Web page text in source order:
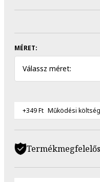
MÉRET:
Válassz méret:
+349 Ft Működési költség